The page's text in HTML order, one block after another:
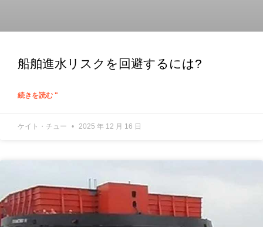
船舶進水リスクを回避するには?
続きを読む "
ケイト・チュー 2025 年 12 月 16 日